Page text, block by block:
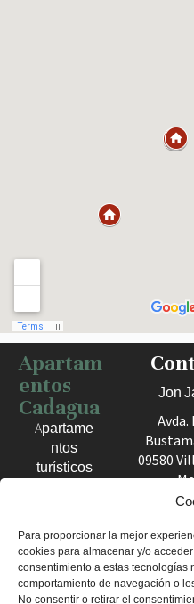
Para proporcionar la mejor
cookies para almacenar y/o
consentimiento a estas tecnologías
comportamiento de navegación o
No consentir o retirar el
Haz clic para activar el mapa
Apartam
entos
Cadagua
Apartame
ntos
turísticos
el Valle
de Mena.
Estancias
cómodas
Jon
Avda.
09580
+34
960